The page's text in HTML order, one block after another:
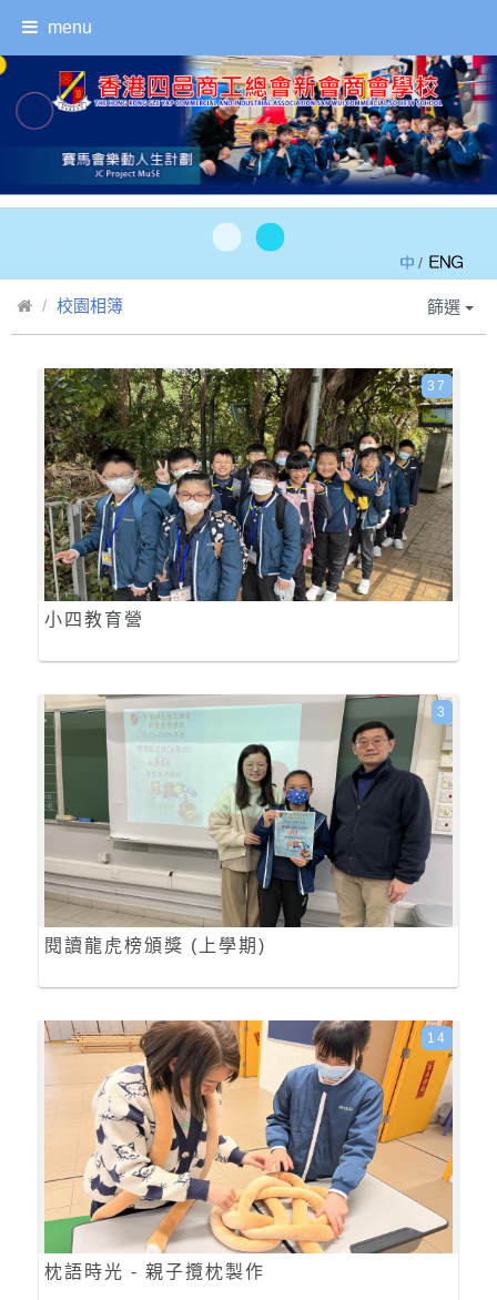
menu
/
校園相簿 篩選
小四教育營
37
閱讀龍虎榜頒獎 (上學期)
3
枕語時光 - 親子攬枕製作
14